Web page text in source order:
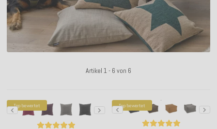
Artikel 1 - 6 von 6
Top bewertet Top bewertet